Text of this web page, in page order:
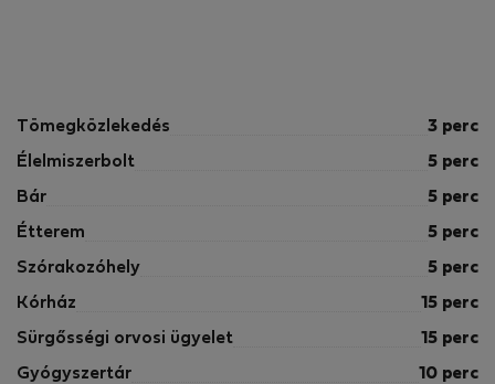
Tömegközlekedés 3 perc
Élelmiszerbolt 5 perc
Bár 5 perc
Étterem 5 perc
Szórakozóhely 5 perc
Kórház 15 perc
Sürgősségi orvosi ügyelet 15 perc
Gyógyszertár 10 perc